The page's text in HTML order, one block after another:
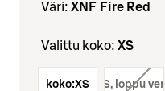
väri: XNF Fire Red
Valittu koko: XS
koko:XS
koko: S, loppukoko: